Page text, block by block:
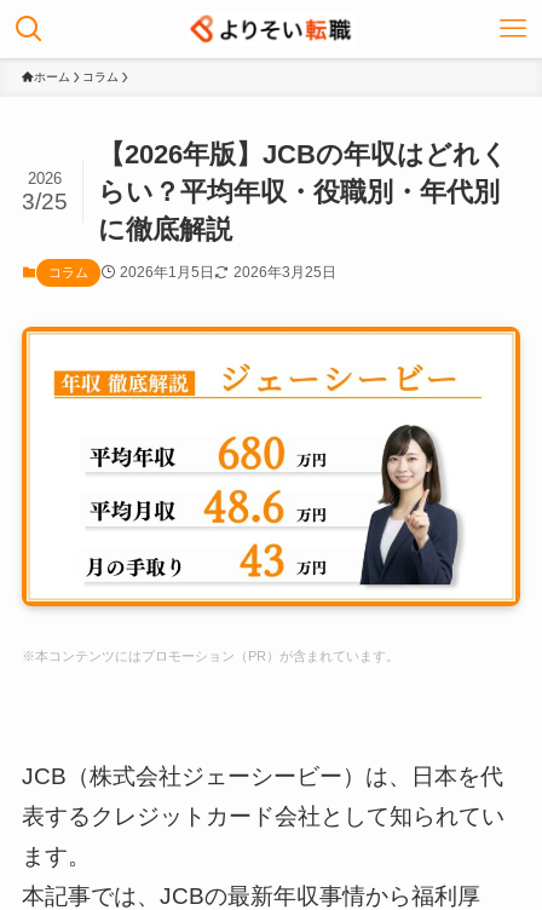
ホーム コラム
【2026年版】JCBの年収はどれく
らい？平均年収・役職別・年代別
に徹底解説
2026
3/25
コラム 2026年1月5日 2026年3月25日
※本コンテンツにはプロモーション（PR）が含まれています。
JCB（株式会社ジェーシービー）は、日本を代
表するクレジットカード会社として知られてい
ます。
本記事では、JCBの最新年収事情から福利厚